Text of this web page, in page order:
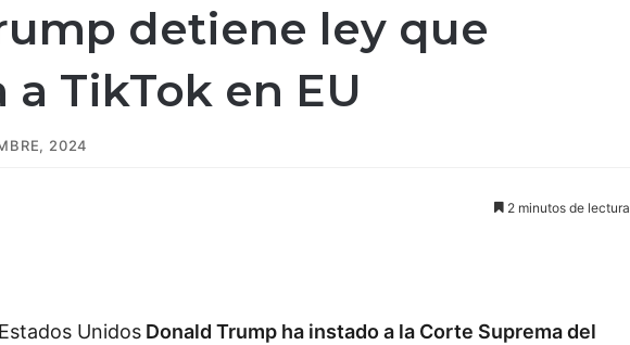
detiene ley que
TikTok en EU
2024
2 minutos de lectura
Unidos Donald Trump ha instado a la Corte Suprema del